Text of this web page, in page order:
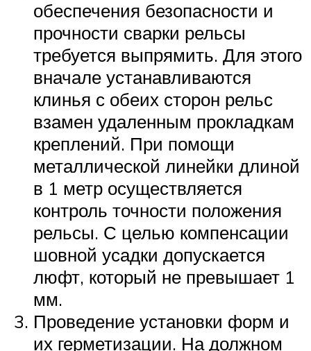
обеспечения безопасности и
прочности сварки рельсы
требуется выпрямить. Для этого
вначале устанавливаются
клинья с обеих сторон рельс
взамен удаленным прокладкам
креплений. При помощи
металлической линейки длиной
в 1 метр осуществляется
контроль точности положения
рельсы. С целью компенсации
шовной усадки допускается
люфт, который не превышает 1
мм.
Проведение установки форм и
их герметизации. На должном